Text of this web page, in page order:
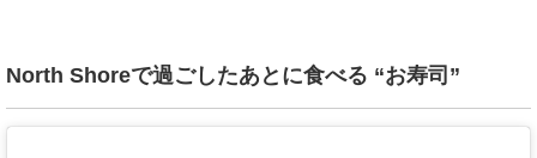
North Shoreで過ごしたあとに食べる “お寿司”